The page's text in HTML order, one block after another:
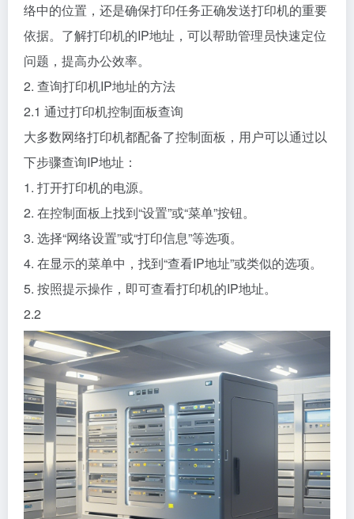
络中的位置，还是确保打印任务正确发送打印机的重要
依据。了解打印机的IP地址，可以帮助管理员快速定位
问题，提高办公效率。
2. 查询打印机IP地址的方法
2.1 通过打印机控制面板查询
大多数网络打印机都配备了控制面板，用户可以通过以
下步骤查询IP地址：
1. 打开打印机的电源。
2. 在控制面板上找到“设置”或“菜单”按钮。
3. 选择“网络设置”或“打印信息”等选项。
4. 在显示的菜单中，找到“查看IP地址”或类似的选项。
5. 按照提示操作，即可查看打印机的IP地址。
2.2